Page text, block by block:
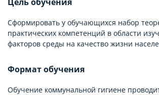
Сформировать у обучающихся набор
практических компетенций в области
факторов среды на качество жизни
Формат обучения
Обучение коммунальной гигиене